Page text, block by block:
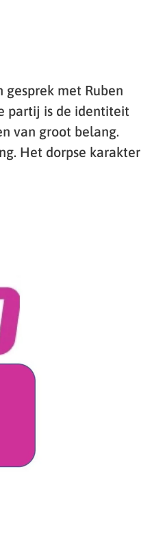
met Ruben
partij is de identiteit
van groot belang.
Het dorpse karakter